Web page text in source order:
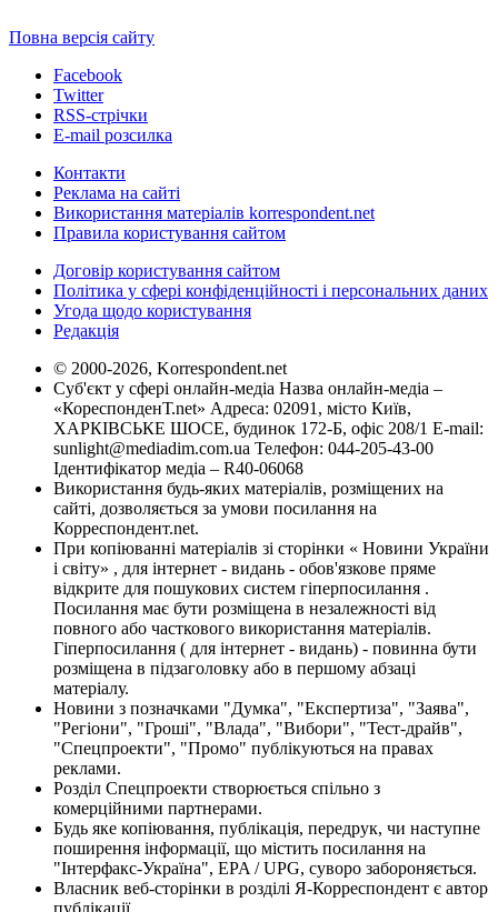
Повна версія сайту
Facebook
Twitter
RSS-стрічки
E-mail розсилка
Контакти
Реклама на сайті
Використання матеріалів korrespondent.net
Правила користування сайтом
Договір користування сайтом
Політика у сфері конфіденційності і персональних даних
Угода щодо користування
Редакція
© 2000-2026, Korrespondent.net
Суб'єкт у сфері онлайн-медіа Назва онлайн-медіа –
«КореспонденТ.net» Адреса: 02091, місто Київ,
ХАРКІВСЬКЕ ШОСЕ, будинок 172-Б, офіс 208/1 E-mail:
sunlight@mediadim.com.ua Телефон: 044-205-43-00
Ідентифікатор медіа – R40-06068
Використання будь-яких матеріалів, розміщених на
сайті, дозволяється за умови посилання на
Корреспондент.net.
При копіюванні матеріалів зі сторінки « Новини України
і світу» , для інтернет - видань - обов'язкове пряме
відкрите для пошукових систем гіперпосилання .
Посилання має бути розміщена в незалежності від
повного або часткового використання матеріалів.
Гіперпосилання ( для інтернет - видань) - повинна бути
розміщена в підзаголовку або в першому абзаці
матеріалу.
Новини з позначками "Думка", "Експертиза", "Заява",
"Регіони", "Гроші", "Влада", "Вибори", "Тест-драйв",
"Спецпроекти", "Промо" публікуються на правах
реклами.
Розділ Спецпроекти створюється спільно з
комерційними партнерами.
Будь яке копіювання, публікація, передрук, чи наступне
поширення інформації, що містить посилання на
"Інтерфакс-Україна", EPA / UPG, суворо забороняється.
Власник веб-сторінки в розділі Я-Корреспондент є автор
публікації.